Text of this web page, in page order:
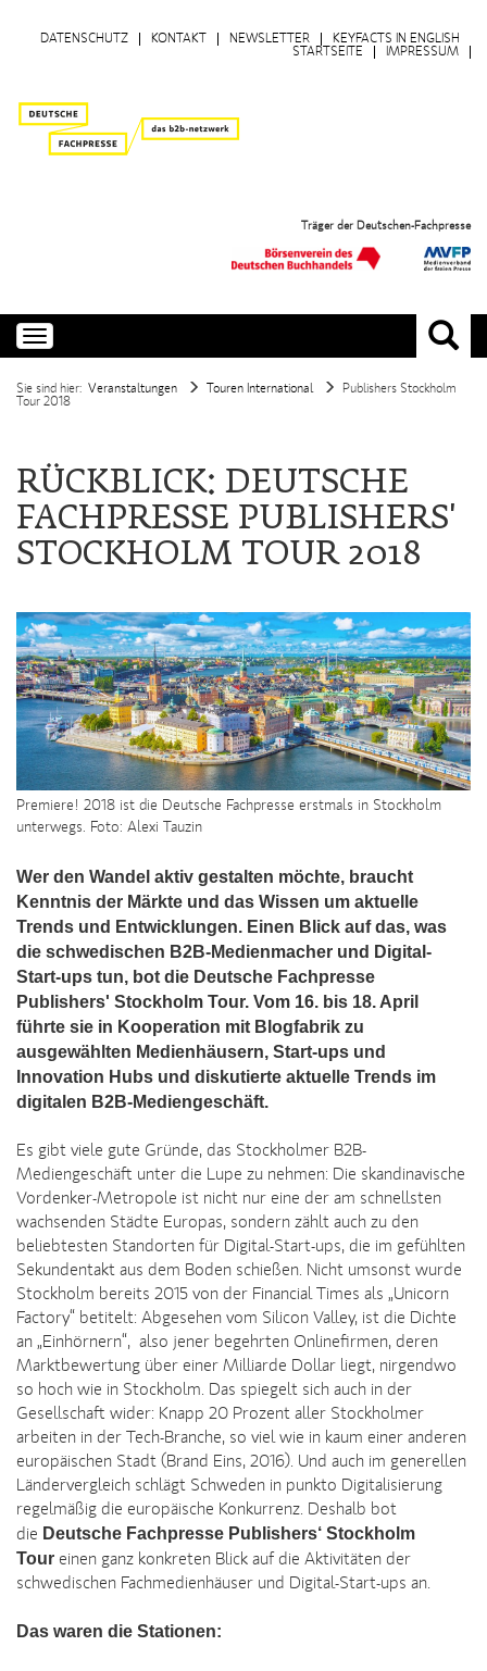
KEYFACTS IN ENGLISH
NEWSLETTER
KONTAKT
DATENSCHUTZ
IMPRESSUM
STARTSEITE
Träger der Deutschen-Fachpresse
Toggle
navigation
Sie sind hier: Veranstaltungen Touren International
Publishers Stockholm
Tour 2018
RÜCKBLICK: DEUTSCHE
FACHPRESSE PUBLISHERS'
STOCKHOLM TOUR 2018
Premiere! 2018 ist die Deutsche Fachpresse erstmals in Stockholm
unterwegs. Foto: Alexi Tauzin
Wer den Wandel aktiv gestalten möchte, braucht
Kenntnis der Märkte und das Wissen um aktuelle
Trends und Entwicklungen. Einen Blick auf das, was
die schwedischen B2B-Medienmacher und Digital-
Start-ups tun, bot die Deutsche Fachpresse
Publishers' Stockholm Tour. Vom 16. bis 18. April
führte sie in Kooperation mit Blogfabrik zu
ausgewählten Medienhäusern, Start-ups und
Innovation Hubs und diskutierte aktuelle Trends im
digitalen B2B-Mediengeschäft.
Es gibt viele gute Gründe, das Stockholmer B2B-
Mediengeschäft unter die Lupe zu nehmen: Die skandinavische
Vordenker-Metropole ist nicht nur eine der am schnellsten
wachsenden Städte Europas, sondern zählt auch zu den
beliebtesten Standorten für Digital-Start-ups, die im gefühlten
Sekundentakt aus dem Boden schießen. Nicht umsonst wurde
Stockholm bereits 2015 von der Financial Times als „Unicorn
Factory“ betitelt: Abgesehen vom Silicon Valley, ist die Dichte
an „Einhörnern“, also jener begehrten Onlinefirmen, deren
Marktbewertung über einer Milliarde Dollar liegt, nirgendwo
so hoch wie in Stockholm. Das spiegelt sich auch in der
Gesellschaft wider: Knapp 20 Prozent aller Stockholmer
arbeiten in der Tech-Branche, so viel wie in kaum einer anderen
europäischen Stadt (Brand Eins, 2016). Und auch im generellen
Ländervergleich schlägt Schweden in punkto Digitalisierung
regelmäßig die europäische Konkurrenz. Deshalb bot
die Deutsche Fachpresse Publishers‘ Stockholm
Tour einen ganz konkreten Blick auf die Aktivitäten der
schwedischen Fachmedienhäuser und Digital-Start-ups an.
Das waren die Stationen: